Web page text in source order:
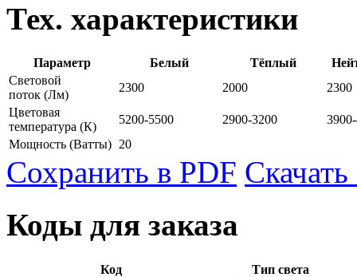
Тех. характеристики
Параметр Белый Тёплый
Световой
поток (Лм)
2300 2000
2300
Цветовая
температура (К)
5200-5500 2900-3200
Мощность (Ватты) 20
Сохранить в PDF
Коды для заказа
Код
Тип света